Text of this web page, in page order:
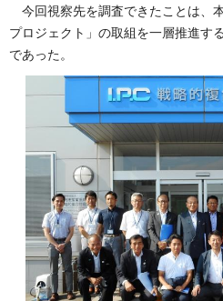
今回視察先を調査できたことは、
プロジェクト」の取組を一層推進す
であった。